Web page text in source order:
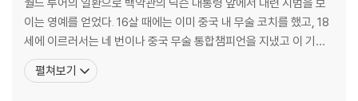
이는 영예를 얻었다. 16살 때에는 이미 중국 내 무술 코치를 했고, 18
세에 이르러서는 네 번이나 중국 무술 통합챔피언을 지냈고 이 기록
은 아직도 깨지지 않았다. 20살 때에 무술시합에서 은퇴하자 곧바로
영화 섭외가 줄을 이었고, 불후의 무협명작으로 평가 받고 있는 <소
펼쳐보기